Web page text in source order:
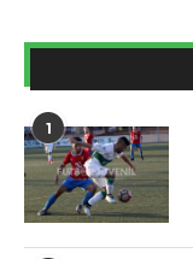
1